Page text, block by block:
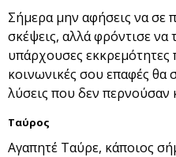
Σήμερα μην αφήσεις να σε
σκέψεις, αλλά φρόντισε να
υπάρχουσες
κοινωνικές σου επαφές θα
λύσεις που δεν
Ταύρος
Αγαπητέ Ταύρε, κάποιος